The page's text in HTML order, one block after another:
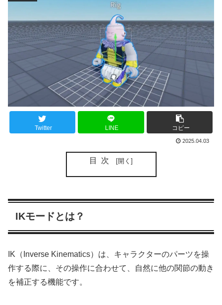
Twitter LINE コピー
2025.04.03
目次
IKモードとは？
IK（Inverse Kinematics）は、キャラクターのパーツを操
作する際に、その操作に合わせて、自然に他の関節の動き
を補正する機能です。